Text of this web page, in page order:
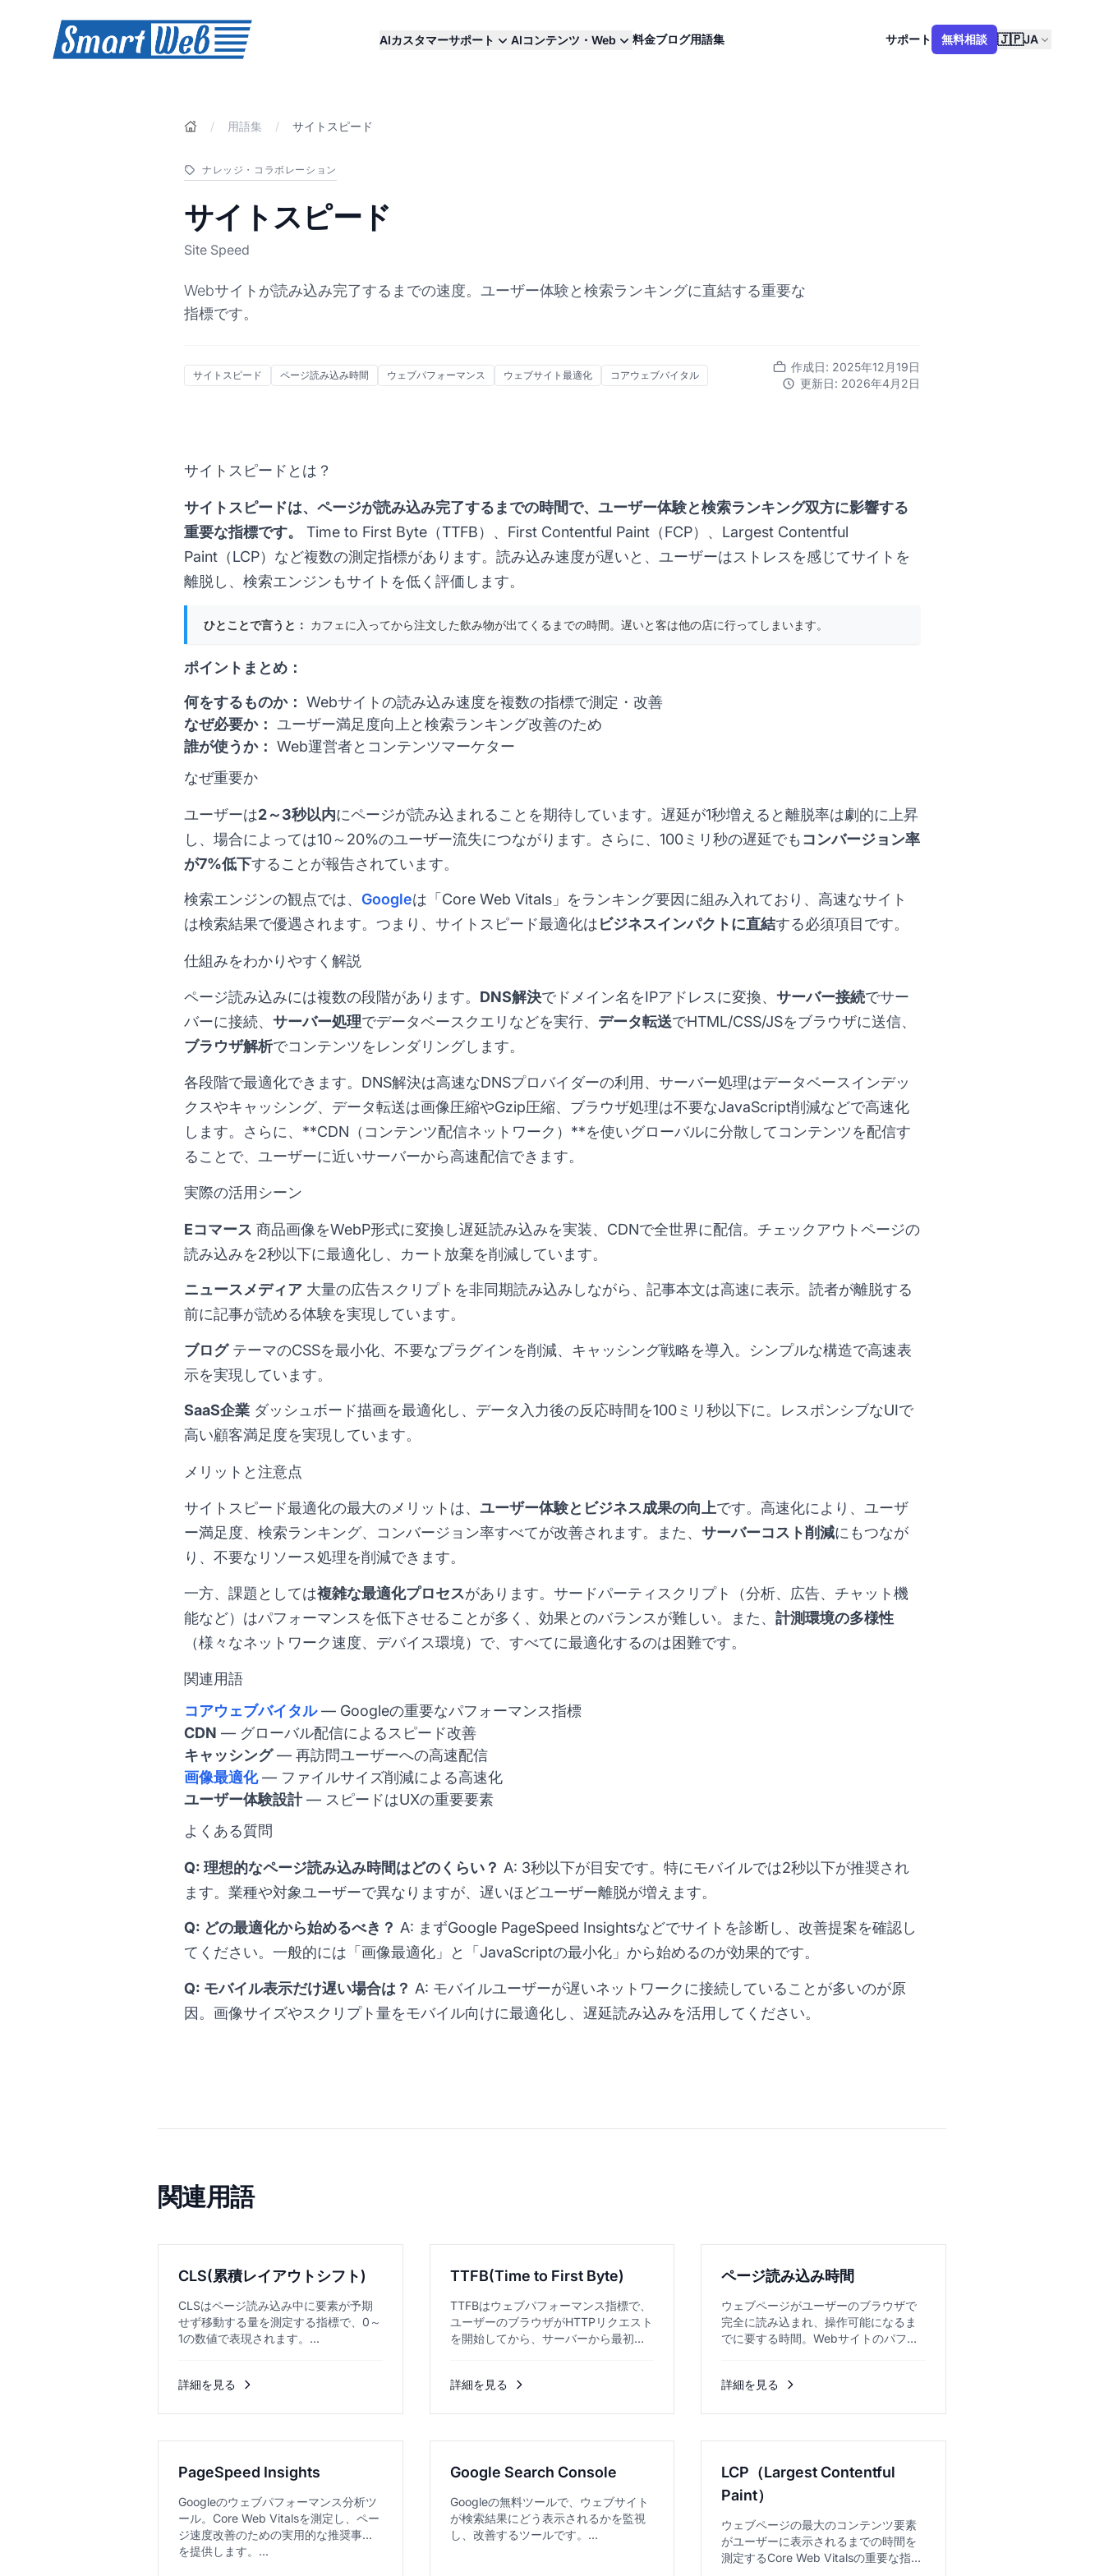
SmartWeb
AIカスタマーサポート AIコンテンツ・Web 料金ブログ用語集 サポート 無料相談 🇯🇵JA
/ 用語集 / サイトスピード
ナレッジ・コラボレーション
サイトスピード
Site Speed
Webサイトが読み込み完了するまでの速度。ユーザー体験と検索ランキングに直結する重要な
指標です。
サイトスピード ページ読み込み時間 ウェブパフォーマンス ウェブサイト最適化 コアウェブバイタル
作成日: 2025年12月19日
更新日: 2026年4月2日
サイトスピードとは？
サイトスピードは、ページが読み込み完了するまでの時間で、ユーザー体験と検索ランキング双方に影響する
重要な指標です。
Time to First Byte（TTFB）、First Contentful Paint（FCP）、Largest Contentful
Paint（LCP）など複数の測定指標があります。読み込み速度が遅いと、ユーザーはストレスを感じてサイトを
離脱し、検索エンジンもサイトを低く評価します。
ひとことで言うと： カフェに入ってから注文した飲み物が出てくるまでの時間。遅いと客は他の店に行ってしまいます。
ポイントまとめ：
何をするものか： Webサイトの読み込み速度を複数の指標で測定・改善
なぜ必要か： ユーザー満足度向上と検索ランキング改善のため
誰が使うか： Web運営者とコンテンツマーケター
なぜ重要か
ユーザーは2～3秒以内にページが読み込まれることを期待しています。遅延が1秒増えると離脱率は劇的に上昇
し、場合によっては10～20%のユーザー流失につながります。さらに、100ミリ秒の遅延でも コンバージョン率
が7%低下することが報告されています。
検索エンジンの観点では、 Googleは「Core Web Vitals」をランキング要因に組み入れており、高速なサイト
は検索結果で優遇されます。つまり、サイトスピード最適化はビジネスインパクトに直結する必須項目です。
仕組みをわかりやすく解説
ページ読み込みには複数の段階があります。 DNS解決でドメイン名をIPアドレスに変換、 サーバー接続でサー
バーに接続、 サーバー処理でデータベースクエリなどを実行、 データ転送でHTML/CSS/JSをブラウザに送信、
ブラウザ解析でコンテンツをレンダリングします。
各段階で最適化できます。DNS解決は高速なDNSプロバイダーの利用、サーバー処理はデータベースインデッ
クスやキャッシング、データ転送は画像圧縮やGzip圧縮、ブラウザ処理は不要なJavaScript削減などで高速化
します。さらに、**CDN（コンテンツ配信ネットワーク）**を使いグローバルに分散してコンテンツを配信す
ることで、ユーザーに近いサーバーから高速配信できます。
実際の活用シーン
Eコマース 商品画像をWebP形式に変換し遅延読み込みを実装、CDNで全世界に配信。チェックアウトページの
読み込みを2秒以下に最適化し、カート放棄を削減しています。
ニュースメディア 大量の広告スクリプトを非同期読み込みしながら、記事本文は高速に表示。読者が離脱する
前に記事が読める体験を実現しています。
ブログテーマのCSSを最小化、不要なプラグインを削減、キャッシング戦略を導入。シンプルな構造で高速表
示を実現しています。
SaaS企業 ダッシュボード描画を最適化し、データ入力後の反応時間を100ミリ秒以下に。レスポンシブなUIで
高い顧客満足度を実現しています。
メリットと注意点
サイトスピード最適化の最大のメリットは、 ユーザー体験とビジネス成果の向上です。高速化により、ユーザ
ー満足度、検索ランキング、コンバージョン率すべてが改善されます。また、 サーバーコスト削減にもつなが
り、不要なリソース処理を削減できます。
一方、課題としては複雑な最適化プロセスがあります。サードパーティスクリプト（分析、広告、チャット機
能など）はパフォーマンスを低下させることが多く、効果とのバランスが難しい。また、 計測環境の多様性
（様々なネットワーク速度、デバイス環境）で、すべてに最適化するのは困難です。
関連用語
コアウェブバイタル— Googleの重要なパフォーマンス指標
CDN — グローバル配信によるスピード改善
キャッシング— 再訪問ユーザーへの高速配信
画像最適化— ファイルサイズ削減による高速化
ユーザー体験設計— スピードはUXの重要要素
よくある質問
Q: 理想的なページ読み込み時間はどのくらい？ A: 3秒以下が目安です。特にモバイルでは2秒以下が推奨され
ます。業種や対象ユーザーで異なりますが、遅いほどユーザー離脱が増えます。
Q: どの最適化から始めるべき？ A: まずGoogle PageSpeed Insightsなどでサイトを診断し、改善提案を確認し
てください。一般的には「画像最適化」と「JavaScriptの最小化」から始めるのが効果的です。
Q: モバイル表示だけ遅い場合は？ A: モバイルユーザーが遅いネットワークに接続していることが多いのが原
因。画像サイズやスクリプト量をモバイル向けに最適化し、遅延読み込みを活用してください。
関連用語
CLS(累積レイアウトシフト)
CLSはページ読み込み中に要素が予期
せず移動する量を測定する指標で、0～
1の数値で表現されます。...
詳細を見る
TTFB(Time to First Byte)
TTFBはウェブパフォーマンス指標で、
ユーザーのブラウザがHTTPリクエスト
を開始してから、サーバーから最初の
詳細を見る
ページ読み込み時間
ウェブページがユーザーのブラウザで
完全に読み込まれ、操作可能になるま
でに要する時間。Webサイトのパフォ
詳細を見る
PageSpeed Insights
Googleのウェブパフォーマンス分析ツ
ール。Core Web Vitalsを測定し、ペー
ジ速度改善のための実用的な推奨事項
を提供します。...
Google Search Console
Googleの無料ツールで、ウェブサイト
が検索結果にどう表示されるかを監視
し、改善するツールです。...
LCP（Largest Contentful
Paint）
ウェブページの最大のコンテンツ要素
がユーザーに表示されるまでの時間を
測定するCore Web Vitalsの重要な指標